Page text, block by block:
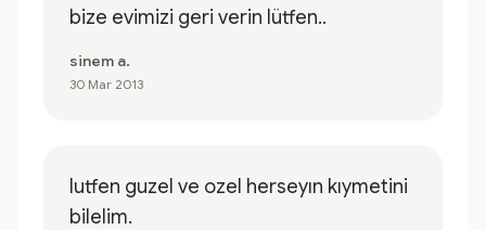
bize evimizi geri verin lütfen..
sinem a.
30 Mar 2013
lutfen guzel ve ozel herseyın kıymetini
bilelim.